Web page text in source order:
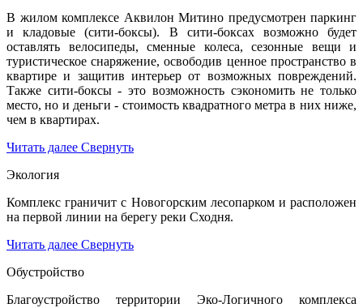
В жилом комплексе Аквилон Митино предусмотрен паркинг
и кладовые (сити-боксы). В сити-боксах возможно будет
оставлять велосипеды, сменные колеса, сезонные вещи и
туристическое снаряжение, освободив ценное пространство в
квартире и защитив интерьер от возможных повреждений.
Также сити-боксы - это возможность сэкономить не только
место, но и деньги - стоимость квадратного метра в них ниже,
чем в квартирах.
Читать далее Свернуть
Экология
Комплекс граничит с Новогорским лесопарком и расположен
на первой линии на берегу реки Сходня.
Читать далее Свернуть
Обустройство
Благоустройство территории Эко-Логичного комплекса